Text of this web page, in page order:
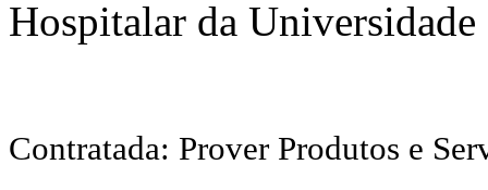
Hospitalar da
Contratada: Prover Produtos e